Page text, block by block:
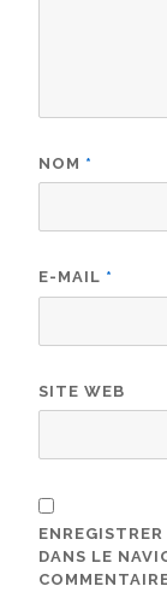
NOM *
E-MAIL *
SITE WEB
DANS LE